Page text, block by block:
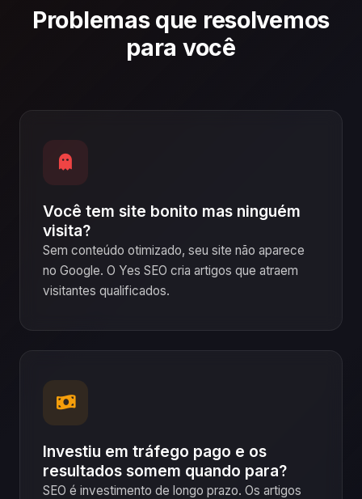
Problemas que resolvemos
para você
Você tem site bonito mas ninguém
visita?
Sem conteúdo otimizado, seu site não aparece
no Google. O Yes SEO cria artigos que atraem
visitantes qualificados.
Investiu em tráfego pago e os
resultados somem quando para?
SEO é investimento de longo prazo. Os artigos